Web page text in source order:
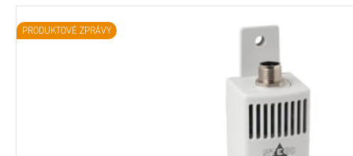
PRODUKTOVÉ ZPRÁVY